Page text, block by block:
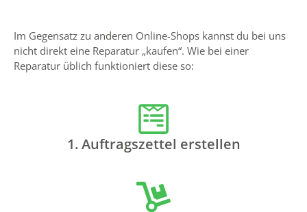
Im Gegensatz zu anderen Online-Shops kannst du bei uns
nicht direkt eine Reparatur „kaufen“. Wie bei einer
Reparatur üblich funktioniert diese so:
1. Auftragszettel erstellen